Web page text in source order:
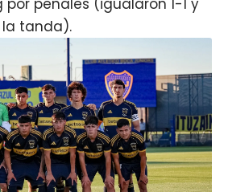
penales (igualaron 1-1 y
tanda).